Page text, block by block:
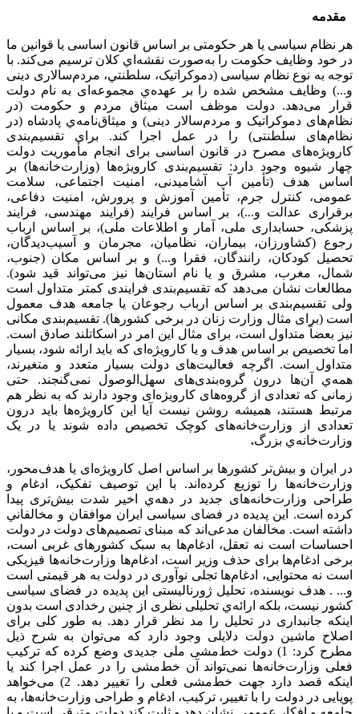
مقدمه
هر نظام سیاسی یا هر حکومتی بر اساس قانون اساسی یا قوانین ما
در خود وظایف حکومت را به‌صورت نقشه‌اي کلان ترسیم می‌کند. با
توجه به نوع نظام سیاسی (دموکراتیک، سلطنتي، مردم‌سالاری دینی
و...) وظایف مشخص شده را بر عهده‌ي مجموعه‌ای به نام دولت
قرار می‌دهد. دولت موظف است میثاق مردم و حکومت (در
نظام‌های دموکراتیک و مردم‌سالار دینی) و میثاق‌نامه‌ي پادشاه (در
نظام‌های سلطنتی) را در عمل اجرا کند. برای تقسیم‌بندی
کارویژه‌های مصرح در قانون اساسی برای انجام مأموریت دولت
چهار شیوه وجود دارد: تقسیم‌بندی کارویژه‌ها (وزارت‌خانه‌ها) بر
اساس هدف (تأمین آب آشامیدنی، امنیت اجتماعی، سلامت
عمومی، کنترل جرم، تأمین آموزش و پرورش، امنیت دفاعی،
برقراری عدالت و...)، بر اساس فرايند (فرايند مهندسی، فرايند
پزشکی، حسابداری ملی، آمار و اطلاعات ملی)، بر اساس ارباب
رجوع (کشاورزان، بیماران، نظامیان، مجرمان و آسیب‌دیدگان،
تحصیل کودکان، رانندگان، فقرا و...) و بر اساس مکان (جنوب،
شمال، مغرب، مشرق و يا نام استان‌ها نیز می‌تواند قید شود).
مطالعات نشان می‌دهد که تقسیم‌بندی فرايندی کمتر متداول است
ولی تقسیم‌بندی بر اساس ارباب رجوعان یا جامعه هدف معمول
است (برای مثال وزارت زنان در برخی کشورها). تقسیم‌بندی مکانی
نیز بعضاً متداول است، برای مثال این امر در اسکاتلند صادق است.
اما تخصیص بر اساس هدف و یا کارویژه‌ای که باید ارائه شود، بسیار
متداول است. اگرچه فعالیت‌های دولت بسیار متعدد و متغیرند،
همه‌ي آن‌ها درون گروه‌بندی‌های سهل‌الوصول نمی‌گنجند. حتی
زمانی که تعدادی از گروه‌های کارویژه‌ای وجود دارند که به نظر هم
مرتبط هستند، همیشه روشن نیست آیا این کارویژه‌ها باید درون
تعدادی از وزارت‌خانه‌های کوچک تخصیص داده شوند یا در یک
وزارت‌خانه‌ي بزرگ.
در ایران و بیش‌تر کشورها بر اساس اصل کارویژه‌ای یا هدف‌محور،
وزارت‌خانه‌ها را توزیع کرده‌اند. با اين توصیف تفکیک، ادغام و
طراحی وزارت‌خانه‌های جدید در دهه‌ي اخیر شدت بیش‌تری پیدا
کرده است. این پدیده در فضای سیاسی ایران موافقان و مخالفاني
داشته است. مخالفان مدعی‌اند که مبنای تصمیم‌های دولت در دولت
احساسات است نه تعقل، ادغام‌ها به سبک کشورهای غربی است،
برخی ادغام‌ها برای حذف وزیر است، ادغام‌ها وزارت‌خانه‌ها فیزیکی
است نه محتوایی، ادغام‌ها تجلی نوآوری در دولت به هر قیمتی است
و... . هدف نویسنده، تحلیل ژورنالیستی این پدیده در فضای سیاسی
کشور نیست، بلکه ارائه‌ي تحلیلی نظری از چنین رخدادی است بدون
اينکه جانبداری در تحلیل را مد نظر قرار دهد. به طور کلی برای
اصلاح ماشین دولت دلایلی وجود دارد که می‌توان به شرح ذیل
مطرح کرد: 1) دولت خط‌مشی ملی جدیدی وضع کرده که ترکیب
فعلی وزارت‌خانه‌ها نمی‌تواند آن خط‌مشی را در عمل اجرا کند یا
اینکه قصد دارد جهت خط‌مشی فعلی را تغییر دهد. 2) می‌خواهد
پویایی در دولت را با تغییر، ترکیب، ادغام و طراحی وزارت‌خانه‌ها، به